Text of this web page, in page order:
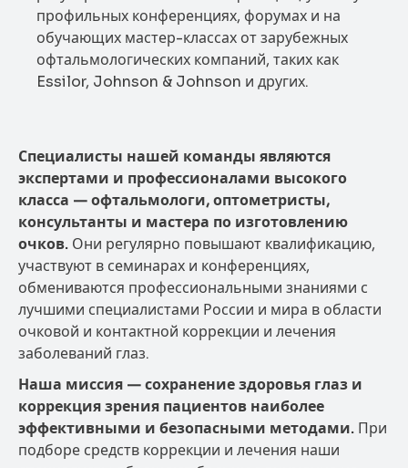
профильных конференциях, форумах и на
обучающих мастер-классах от зарубежных
офтальмологических компаний, таких как
Essilor, Johnson & Johnson и других.
Специалисты нашей команды являются
экспертами и профессионалами высокого
класса — офтальмологи, оптометристы,
консультанты и мастера по изготовлению
очков. Они регулярно повышают квалификацию,
участвуют в семинарах и конференциях,
обмениваются профессиональными знаниями с
лучшими специалистами России и мира в области
очковой и контактной коррекции и лечения
заболеваний глаз.
Наша миссия — сохранение здоровья глаз и
коррекция зрения пациентов наиболее
эффективными и безопасными методами. При
подборе средств коррекции и лечения наши